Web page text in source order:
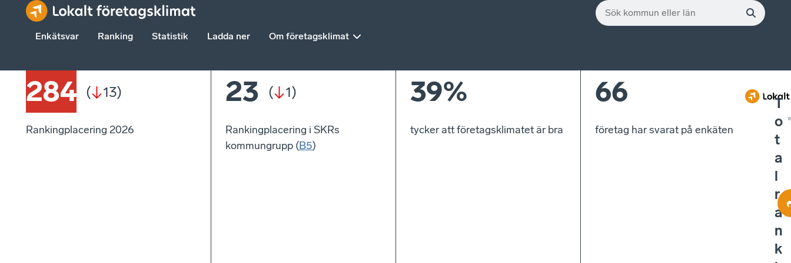
Enkätsvar Ranking Statistik Ladda ner Om företagsklimat
284 ( 13)
Rankingplacering 2026
23 ( 1)
Rankingplacering i SKRs
kommungrupp (B5)
39%
tycker att företagsklimatet är bra
66
företag har svarat på enkäten
T
o
t
a
l
r
a
n
k